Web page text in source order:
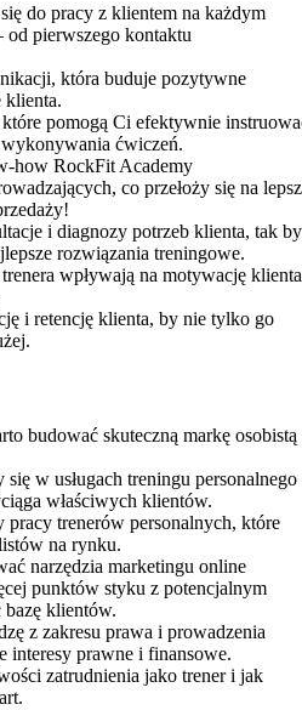
do pracy z klientem na każdym
od pierwszego kontaktu
która buduje pozytywne
klienta.
pomogą Ci efektywnie
ćwiczeń.
how RockFit Academy
co przełoży się na
i diagnozy potrzeb klienta, tak by
rozwiązania treningowe.
wpływają na motywację klienta
i retencję klienta, by nie tylko go
budować skuteczną markę osobistą
w usługach treningu personalnego
właściwych klientów.
pracy trenerów personalnych, które
na rynku.
narzędzia marketingu online
punktów styku z potencjalnym
klientów.
z zakresu prawa i prowadzenia
interesy prawne i finansowe.
zatrudnienia jako trener i jak